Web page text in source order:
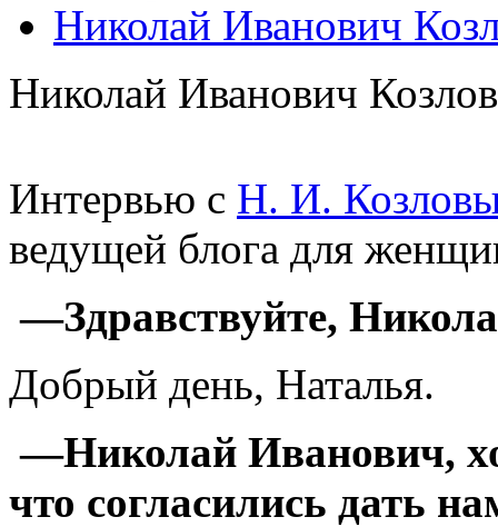
Николай Иванович
Николай Иванович
Интервью с Н. И.
ведущей блога для
—Здравствуйте,
Добрый день, Наталья.
—Николай Иванович,
что согласились дать